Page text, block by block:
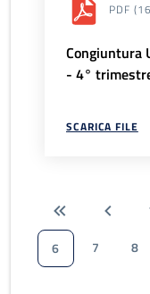
PDF
Congiuntura
- 4°
SCARICA FILE
6
7 8